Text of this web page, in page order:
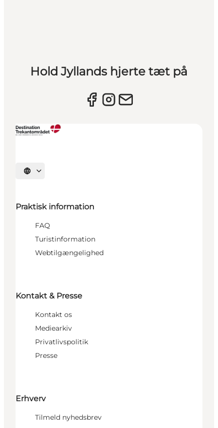
Hold Jyllands hjerte tæt på
Vælg sprog
Praktisk information
FAQ
Turistinformation
Webtilgængelighed
Kontakt & Presse
Kontakt os
Mediearkiv
Privatlivspolitik
Presse
Erhverv
Tilmeld nyhedsbrev